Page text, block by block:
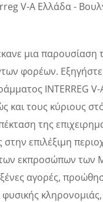
V-A Ελλάδα -
μια παρουσίαση
φορέων.
INTERREG
και τους κύριους
της
επιλέξιμη
των εκπροσώπων των
αγορές,
φυσικής